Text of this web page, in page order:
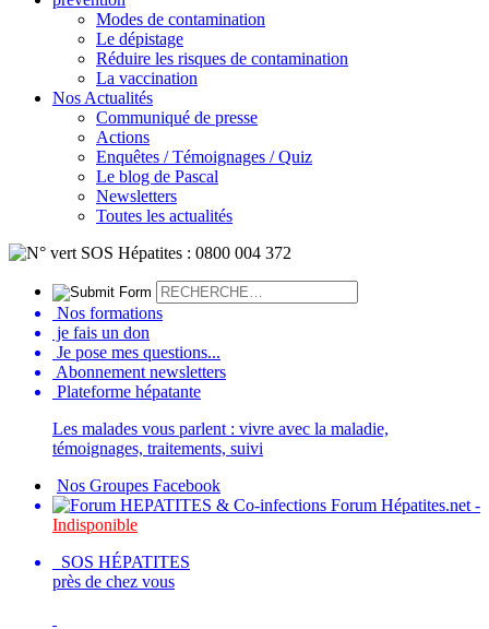
Modes de contamination
Le dépistage
Réduire les risques de contamination
La vaccination
Nos Actualités
Communiqué de presse
Actions
Enquêtes / Témoignages / Quiz
Le blog de Pascal
Newsletters
Toutes les actualités
Nos formations
je fais un don
Je pose mes questions...
Abonnement newsletters
Plateforme hépatante
Les malades vous parlent : vivre avec la maladie,
témoignages, traitements, suivi
Nos Groupes Facebook
Forum Hépatites.net -
Indisponible
SOS HÉPATITES
près de chez vous